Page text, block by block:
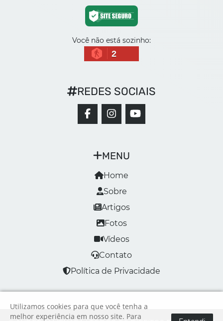
Você não está sozinho:
2
MENU
Home
Sobre
Artigos
Fotos
Vídeos
Contato
Política de Privacidade
REDES SOCIAIS
Utilizamos cookies para que você tenha a
melhor experiência em nosso site. Para